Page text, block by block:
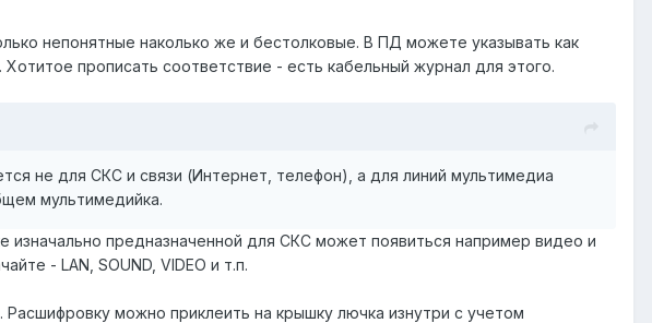
непонятные наколько же и бестолковые. В ПД можете указывать как
прописать соответствие - есть кабельный журнал для этого.
не для СКС и связи (Интернет, телефон), а для линий мультимедиа
мультимедийка.
изначально предназначенной для СКС может появиться например видео и
- LAN, SOUND, VIDEO и т.п.
можно приклеить на крышку лючка изнутри с учетом